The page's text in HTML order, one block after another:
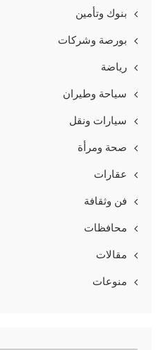
بنوك وتأمين
بورصة وشركات
رياضة
سياحة وطيران
سيارات ونقل
صحة ومرأة
عقارات
فن وثقافة
محافظات
مقالات
منوعات